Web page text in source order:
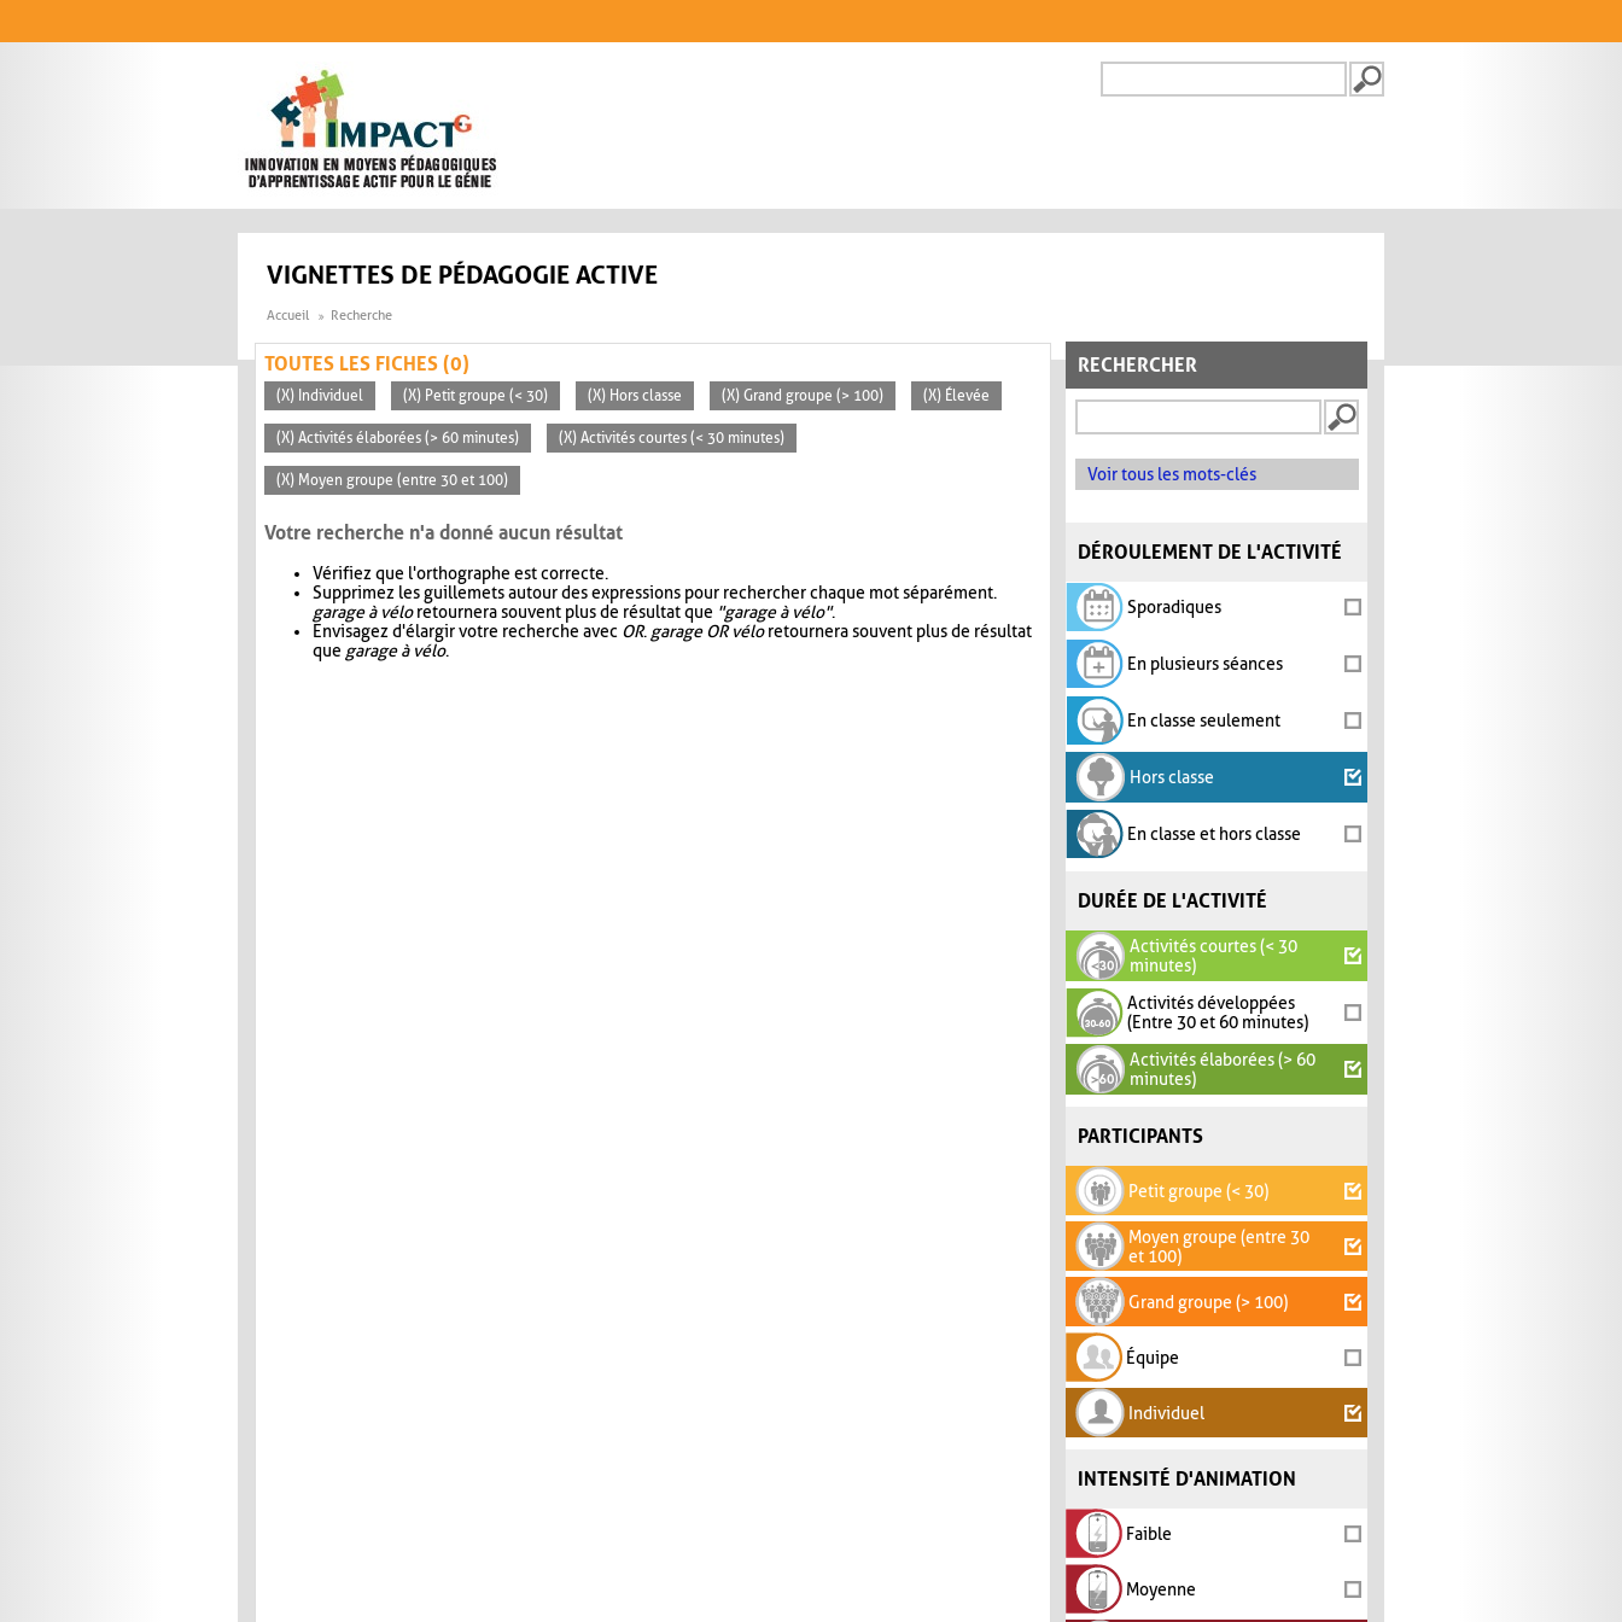
FORMULAIRE DE
VIGNETTES DE PÉDAGOGIE ACTIVE
Accueil Recherche
RECHERCHER
Voir tous les mots-clés
DÉROULEMENT DE L'ACTIVITÉ
Sporadiques
En plusieurs séances
En classe seulement
Hors classe
En classe et hors classe
DURÉE DE L'ACTIVITÉ
Activités courtes (< 30
minutes)
Activités développées
(Entre 30 et 60 minutes)
Activités élaborées (> 60
minutes)
PARTICIPANTS
Petit groupe (< 30)
Moyen groupe (entre 30
et 100)
Grand groupe (> 100)
Équipe
Individuel
INTENSITÉ D'ANIMATION
Faible
Moyenne
TOUTES LES FICHES (0)
(X) Individuel (X) Petit groupe (< 30) (X) Hors classe (X) Grand groupe (> 100) (X) Élevée
(X) Activités élaborées (> 60 minutes) (X) Activités courtes (< 30 minutes)
(X) Moyen groupe (entre 30 et 100)
Votre recherche n'a donné aucun résultat
Vérifiez que l'orthographe est correcte.
Supprimez les guillemets autour des expressions pour rechercher chaque mot séparément.
garage à véloretournera souvent plus de résultat que "garage à vélo".
Envisagez d'élargir votre recherche avec OR. garage OR véloretournera souvent plus de résultat
que garage à vélo.